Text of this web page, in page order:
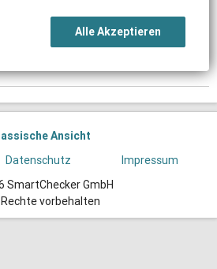
steht an
in Kürze.
Ansicht
Datenschutz
Impressum
SmartChecker GmbH
vorbehalten
Alle Akzeptieren